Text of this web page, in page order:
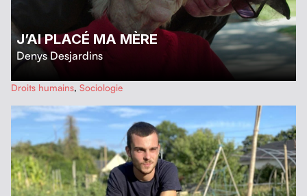
J’AI PLACÉ MA MÈRE
Denys Desjardins
…
Droits humains, Sociologie